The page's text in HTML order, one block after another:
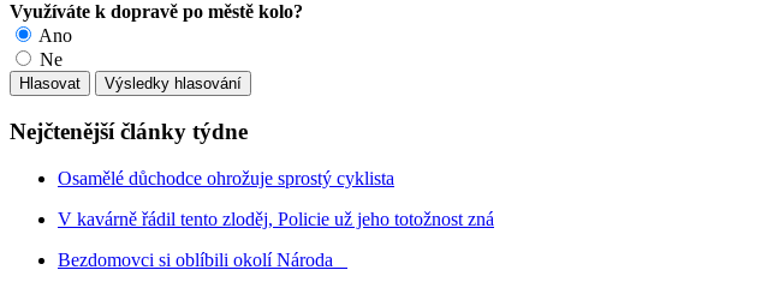
Využíváte k dopravě po městě kolo?
Ano
Ne
Nejčtenější články týdne
Osamělé důchodce ohrožuje sprostý cyklista
V kavárně řádil tento zloděj, Policie už jeho totožnost zná
Bezdomovci si oblíbili okolí Národa